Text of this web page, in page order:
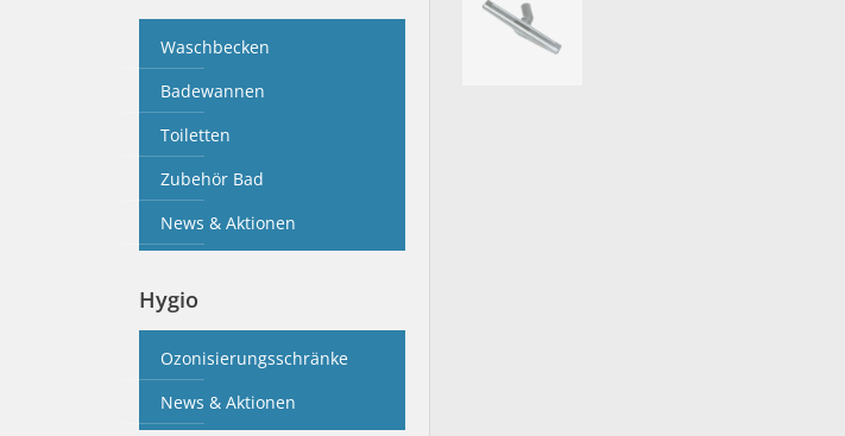
Waschbecken
Badewannen
Toiletten
Zubehör Bad
News & Aktionen
Hygio
Ozonisierungsschränke
News & Aktionen